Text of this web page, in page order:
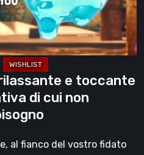
e toccante
di cui non
al fianco del vostro fidato